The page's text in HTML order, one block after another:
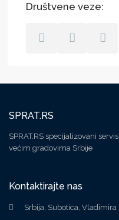
Društvene veze:
SPRAT.RS
SPRAT.RS specijalizovani
većim gradovima Srbije
Kontaktirajte nas
Srbija, Subotica, Vladimira